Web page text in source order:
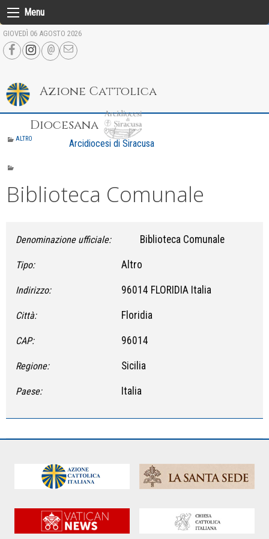
Skip
to
content
Menu
GIOVEDÌ 06 AGOSTO 2026
Azione Cattolica
Diocesana
Arcidiocesi di Siracusa
ALTRO
Biblioteca Comunale
Denominazione ufficiale: Biblioteca Comunale
Tipo: Altro
Indirizzo: 96014 FLORIDIA Italia
Città: Floridia
CAP: 96014
Regione: Sicilia
Paese: Italia